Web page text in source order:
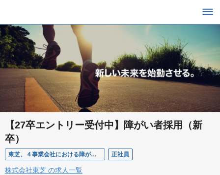
【27卒エントリー受付中】障がい者採用（新
卒）
東芝、４事業会社における障がい者採用（新卒） 正社員
株式会社東芝 の求人一覧